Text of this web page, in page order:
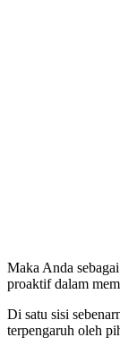
Maka Anda
proaktif dalam
Di satu sisi
terpengaruh oleh